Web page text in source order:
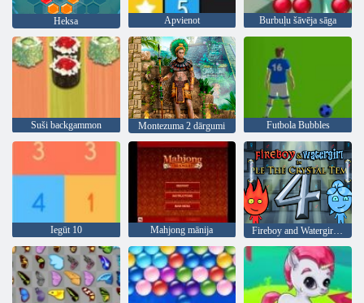
Heksa Apvienot Burbuļu šāvēja sāga
Suši backgammon Montezuma 2 dārgumi Futbola Bubbles
Iegūt 10 Mahjong mānija Fireboy and Watergirl 4: Kristāla templis